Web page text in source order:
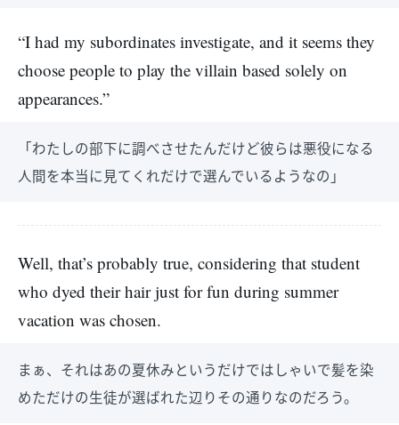
“I had my subordinates investigate, and it seems they
choose people to play the villain based solely on
appearances.”
「わたしの部下に調べさせたんだけど彼らは悪役になる
人間を本当に見てくれだけで選んでいるようなの」
Well, that’s probably true, considering that student
who dyed their hair just for fun during summer
vacation was chosen.
まぁ、それはあの夏休みというだけではしゃいで髪を染
めただけの生徒が選ばれた辺りその通りなのだろう。